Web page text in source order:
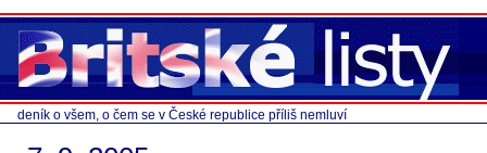
deník o všem, o čem se v České republice příliš nemluví